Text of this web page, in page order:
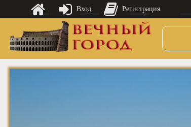
Вход Регистрация